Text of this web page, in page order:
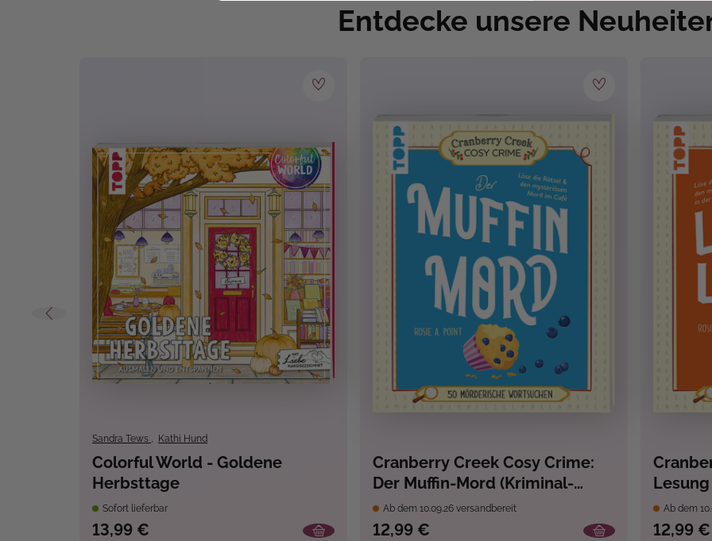
Entdecke unsere
Sandra Tews , Kathi Hund
Colorful World - Goldene
Herbsttage
Sofort lieferbar
13,99 €
Cranberry Creek Cosy Crime:
Der Muffin-Mord (Kriminal-
Roman)
Ab dem 10.09.26 versandbereit
12,99 €
Roman)
Ab dem
12,99 €